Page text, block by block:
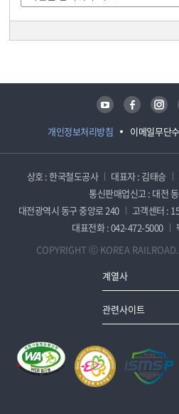
개인정보처리방침 이메일무단
유튜브 페이스북 인스타그램
상호 : 한국철도공사 대표자 : 김태승
통신판매업신고 : 대전
대전광역시 동구 중앙로 240
고객센터 :
대표전화 : 042-472-5000
COPYRIGHT ⓒ KOREA
계열사
관련사이트